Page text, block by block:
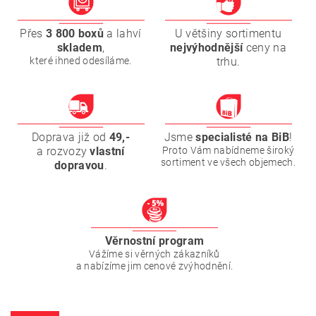
Přes 3 800 boxůa lahví
skladem,
které ihned odesíláme.
U většiny sortimentu
nejvýhodnější ceny na
trhu.
Doprava již od 49,-
a rozvozyvlastní
dopravou.
Jsmespecialisté na BiB!
Proto Vám nabídneme široký
sortiment ve všech objemech.
Věrnostní program
Vážíme si věrných zákazníků
a nabízíme jim cenové zvýhodnění.